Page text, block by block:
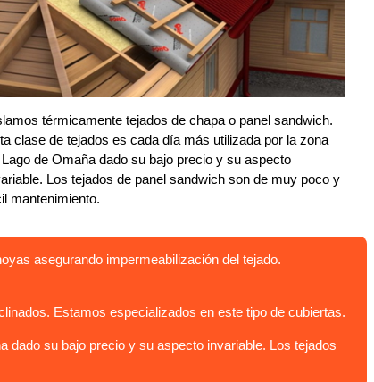
térmicamente tejados de chapa o panel sandwich.
clase de tejados es cada día más utilizada por la zona
de Omaña dado su bajo precio y su aspecto
Los tejados de panel sandwich son de muy poco y
mantenimiento.
asegurando impermeabilización del tejado.
Estamos especializados en este tipo de cubiertas.
su bajo precio y su aspecto invariable. Los tejados